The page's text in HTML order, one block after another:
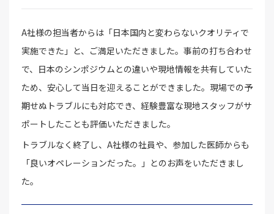
A社様の担当者からは「日本国内と変わらないクオリティで
実施できた」と、ご満足いただきました。事前の打ち合わせ
で、日本のシンポジウムとの違いや現地情報を共有していた
ため、安心して当日を迎えることができました。現場での予
期せぬトラブルにも対応でき、経験豊富な現地スタッフがサ
ポートしたことも評価いただきました。
トラブルなく終了し、A社様の社員や、参加した医師からも
「良いオペレーションだった。」とのお声をいただきまし
た。